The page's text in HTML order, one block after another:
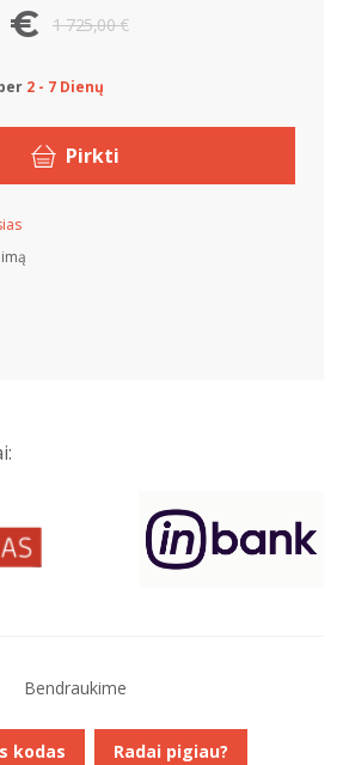
1 725,00 €
€
2 - 7 Dienų
Pirkti
Bendraukime
kodas Radai pigiau?